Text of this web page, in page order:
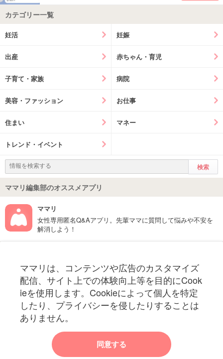
カテゴリー一覧
妊活 妊娠
出産 赤ちゃん・育児
子育て・家族 病院
美容・ファッション お仕事
住まい マネー
トレンド・イベント
ママリ編集部のオススメアプリ
ママリ
女性専用匿名Q&Aアプリ。先輩ママに質問して悩みや不安を
解消しよう！
ママリは、コンテンツや広告のカスタマイズ
配信、サイト上での体験向上等を目的にCook
ieを使用します。Cookieによって個人を特定
したり、プライバシーを侵したりすることは
ありません。
同意する
妊娠〜子育て中のお役立ち情報を配信中
ママリからのお知らせ